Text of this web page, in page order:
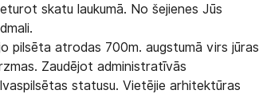
skatu laukumā. No šejienes Jūs
pilsēta atrodas 700m. augstumā virs jūras
Zaudējot administratīvās
statusu. Vietējie arhitektūras